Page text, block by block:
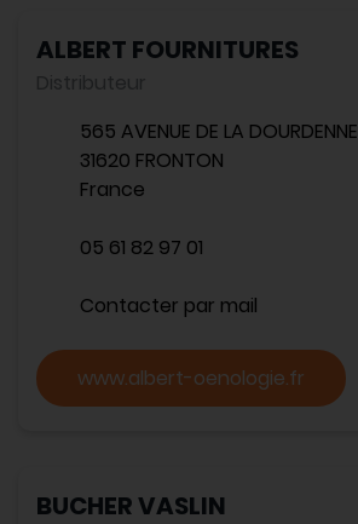
ALBERT FOURNITURES
Distributeur
565 AVENUE DE LA DOURDENNE
31620 FRONTON
France
05 61 82 97 01
Contacter par mail
www.albert-oenologie.fr
BUCHER VASLIN